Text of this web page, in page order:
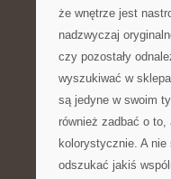
że wnętrze jest
nadzwyczaj
czy pozostały
wyszukiwać w
są jedyne w swoim
również zadbać o
kolorystycznie. A
odszukać jakiś